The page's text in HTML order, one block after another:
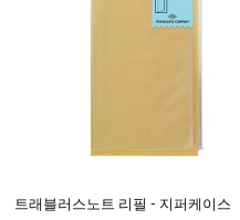
트래블러스노트 리필 - 지퍼케이스